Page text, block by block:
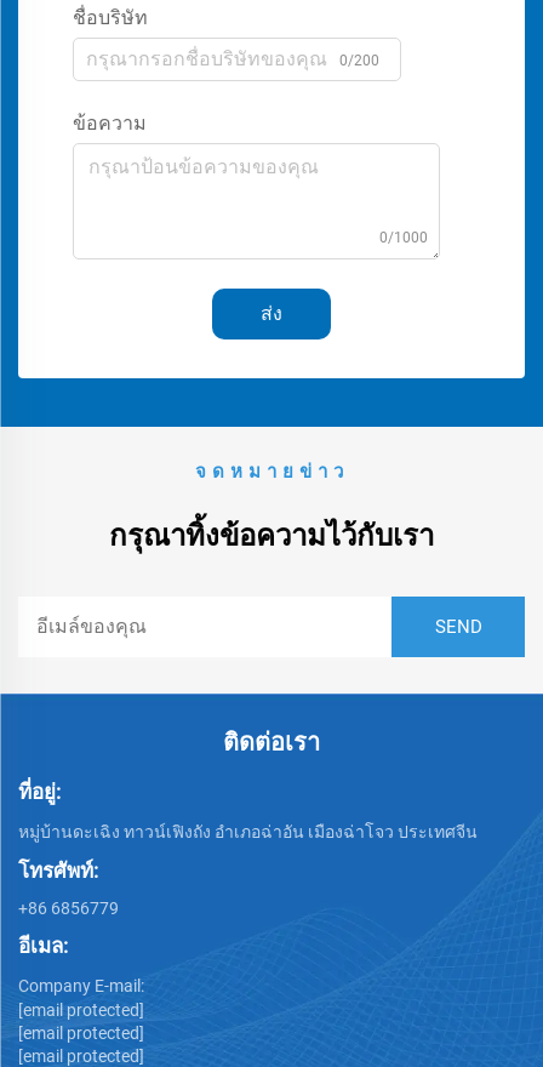
ชื่อบริษัท
0/200
ข้อความ
0/1000
ส่ง
จดหมายข่าว
กรุณาทิ้งข้อความไว้กับเรา
ติดต่อเรา
ที่อยู่:
หมู่บ้านดะเฉิง ทาวน์เฟิงถัง อำเภอฉ่าอัน เมืองฉ่าโจว ประเทศจีน
โทรศัพท์:
+86 6856779
อีเมล:
Company E-mail:
[email protected]
[email protected]
[email protected]